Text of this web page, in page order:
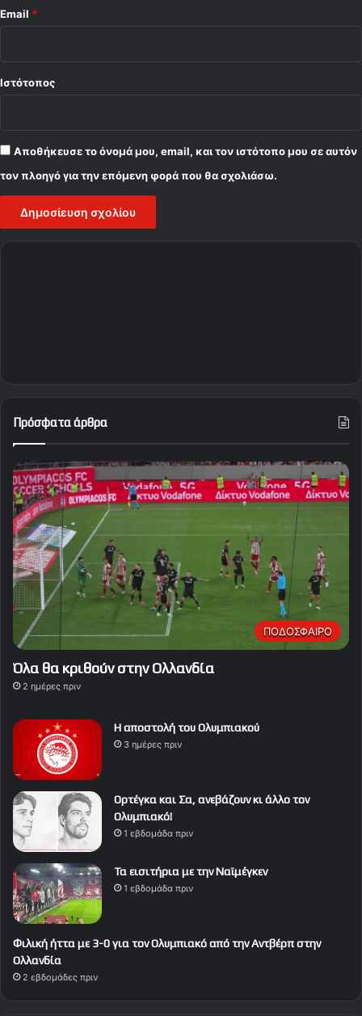
Email *
Ιστότοπος
Αποθήκευσε το όνομά μου, email, και τον ιστότοπο μου σε αυτόν
τον πλοηγό για την επόμενη φορά που θα σχολιάσω.
Πρόσφατα άρθρα
ΠΟΔΟΣΦΑΙΡΟ
Όλα θα κριθούν στην Ολλανδία
2 ημέρες πριν
Η αποστολή του Ολυμπιακού
3 ημέρες πριν
Ορτέγκα και Σα, ανεβάζουν κι άλλο τον
Ολυμπιακό!
1 εβδομάδα πριν
Τα εισιτήρια με την Ναϊμέγκεν
1 εβδομάδα πριν
Φιλική ήττα με 3-0 για τον Ολυμπιακό από την Αντβέρπ στην
Ολλανδία
2 εβδομάδες πριν